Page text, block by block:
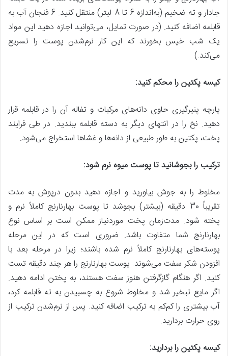
جادار و ته ضخیم (به‌اندازه 6 تا 8 لیتر) منتقل کنید. 6 فنجان آب به
قابلمه اضافه کنید. (در صورت تمایل، می‌توانید اجازه دهید این مواد
یک شب خیس بخورند که این کار نرم‌شدن پوست را تسریع
می‌کند.)
کیسه پکتین را محکم کنید:
پارچه پنیرگیری حاوی دانه‌های مرکبات و تفاله آن را در قابلمه قرار
دهید. نخ را در انتهای دیگر به دسته قابلمه ببندید. در طی فرایند
پخت، پکتین به طور طبیعی از دانه‌ها و غشاها استخراج می‌شود.
ترکیب را بجوشانید تا پوست میوه نرم شود:
مخلوط را به جوش بیاورید و اجازه دهید بدون درپوش به مدت
تقریباً 30 دقیقه (بیشتر) بجوشد تا پوست بهارنارنج کاملاً نرم و
پخته شود. مدت‌زمان پخت موردنیاز ممکن است بر اساس نوع
بهارنارنج شما متفاوت باشد. ضروری است که در این مرحله
پوسته‌های بهارنارنج کاملاً نرم شده باشند؛ زیرا در مرحله بعد با
افزودن شکر سفت می‌شوند. پوست بهارنارنج را هر چند دقیقه تست
کنید. اگر هنگام گازگرفتن هنوز سفت هستند، به پختن ادامه دهید.
اگر مایع تبخیر شد و مخلوط شروع به چسبیدن به ته قابلمه کرد،
آب بیشتری را کم‌کم به ترکیب اضافه کنید. پس از نرم‌شدن ترکیب از
روی حرارت بردارید.
کیسه پکتین را بردارید: